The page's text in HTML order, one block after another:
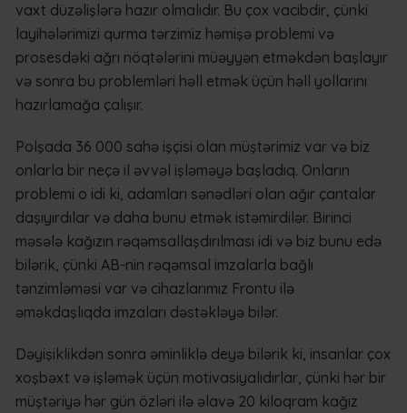
vaxt düzəlişlərə hazır olmalıdır. Bu çox vacibdir, çünki
layihələrimizi qurma tərzimiz həmişə problemi və
prosesdəki ağrı nöqtələrini müəyyən etməkdən başlayır
və sonra bu problemləri həll etmək üçün həll yollarını
hazırlamağa çalışır.
Polşada 36 000 sahə işçisi olan müştərimiz var və biz
onlarla bir neçə il əvvəl işləməyə başladıq. Onların
problemi o idi ki, adamları sənədləri olan ağır çantalar
daşıyırdılar və daha bunu etmək istəmirdilər. Birinci
məsələ kağızın rəqəmsallaşdırılması idi və biz bunu edə
bilərik, çünki AB-nin rəqəmsal imzalarla bağlı
tənzimləməsi var və cihazlarımız Frontu ilə
əməkdaşlıqda imzaları dəstəkləyə bilər.
Dəyişiklikdən sonra əminliklə deyə bilərik ki, insanlar çox
xoşbəxt və işləmək üçün motivasiyalıdırlar, çünki hər bir
müştəriyə hər gün özləri ilə əlavə 20 kiloqram kağız